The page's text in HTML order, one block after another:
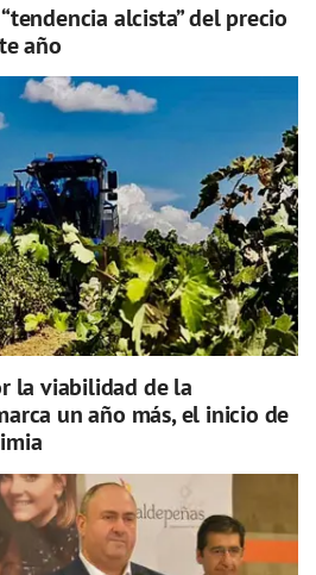
alcista” del precio
año
la viabilidad de la
un año más, el inicio de